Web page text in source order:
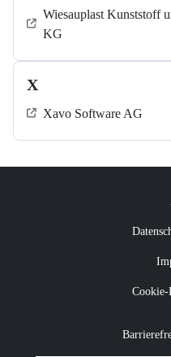
Wiesauplast Kunststoff
KG
X
Xavo Software AG
Cookie-